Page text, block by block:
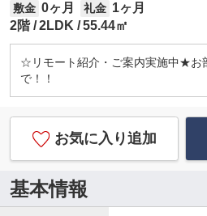
敷金 0ヶ月 礼金 1ヶ月
2階 2LDK 55.44㎡
☆リモート紹介・ご案内実施中★お
で！！
お気に入り追加
基本情報